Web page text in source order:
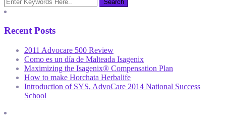
Recent Posts
2011 Advocare 500 Review
Como es un día de Malteada Isagenix
Maximizing the Isagenix® Compensation Plan
How to make Horchata Herbalife
Introduction of SYS, AdvoCare 2014 National Success
School